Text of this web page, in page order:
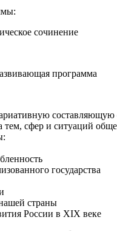
сочинение
программа
тем, сфер и ситуаций
государства
страны
России в XIX веке